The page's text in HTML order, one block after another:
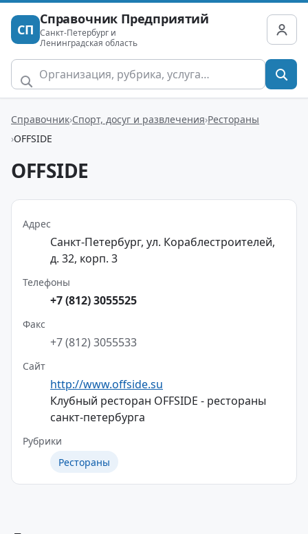
СП
Справочник Предприятий
Санкт-Петербург и
Ленинградская область
Справочник Спорт, досуг и развлечения Рестораны
OFFSIDE
OFFSIDE
Адрес
Санкт-Петербург, ул. Кораблестроителей,
д. 32, корп. 3
Телефоны
+7 (812) 3055525
Факс
+7 (812) 3055533
Сайт
http://www.offside.su
Клубный ресторан OFFSIDE - рестораны
санкт-петербурга
Рубрики
Рестораны